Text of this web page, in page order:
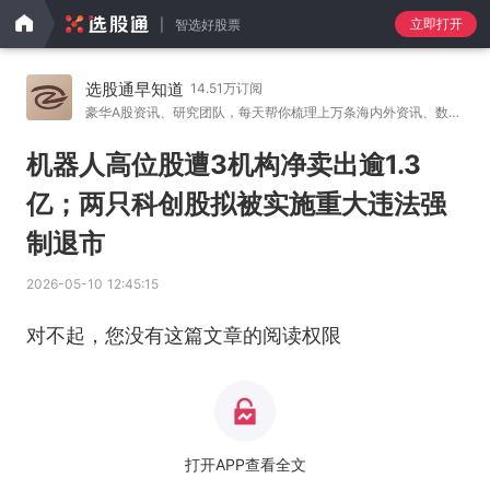
智选好股票 立即打开
选股通早知道 14.51万订阅
豪华A股资讯、研究团队，每天帮你梳理上万条海内外资讯、数…
机器人高位股遭3机构净卖出逾1.3
亿；两只科创股拟被实施重大违法强
制退市
2026-05-10 12:45:15
对不起，您没有这篇文章的阅读权限
打开APP查看全文